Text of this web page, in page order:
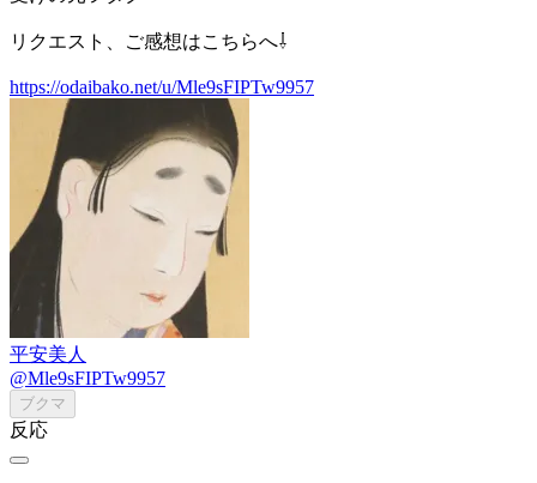
リクエスト、ご感想はこちらへ⇩
https://odaibako.net/u/Mle9sFIPTw9957
平安美人
@Mle9sFIPTw9957
ブクマ
反応